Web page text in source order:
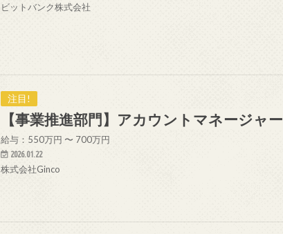
ビットバンク株式会社
注目!
【事業推進部門】アカウントマネージャー
給与：550万円 〜 700万円
2026.01.22
株式会社Ginco